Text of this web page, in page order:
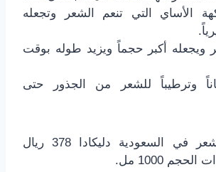
الأساي التي تنعم الشعر وتجعله
ويجعله أكبر حجماً ويزيد طوله بوقت
وترطيباً للشعر من الجذور حتى
سعر بروتين الشعر في السعودية دليكادا 378 ريال
1000 مل.